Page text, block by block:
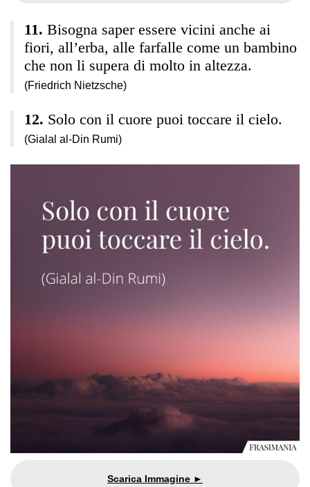
Bisogna saper essere vicini anche ai
fiori, all’erba, alle farfalle come un bambino
che non li supera di molto in altezza.
(Friedrich Nietzsche)
Solo con il cuore puoi toccare il cielo.
(Gialal al-Din Rumi)